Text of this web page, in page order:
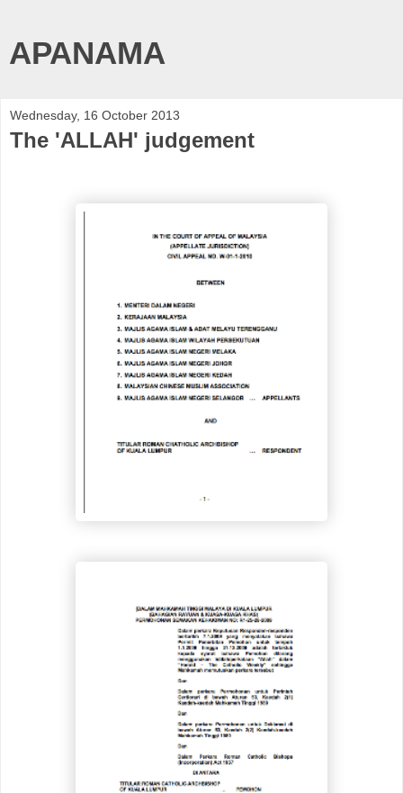
APANAMA
Wednesday, 16 October 2013
The 'ALLAH' judgement